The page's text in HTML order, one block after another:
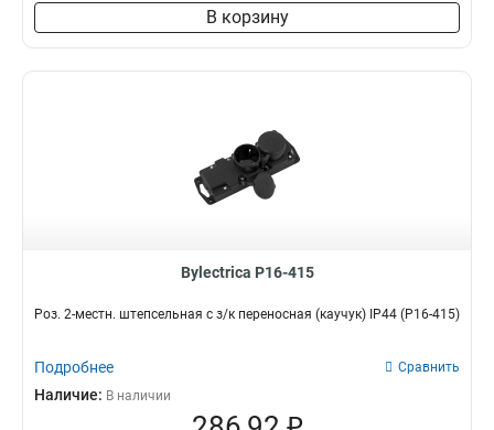
В корзину
Bylectrica Р16-415
Роз. 2-местн. штепсельная с з/к переносная (каучук) IP44 (Р16-415)
Подробнее Сравнить
Наличие: В наличии